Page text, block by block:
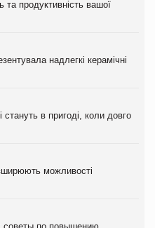
та продуктивність вашої
надлегкі керамічні
стануть в пригоді, коли довго
можливості